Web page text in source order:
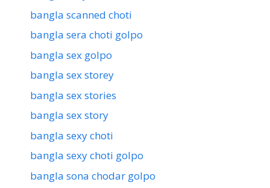
bangla scanned choti
bangla sera choti golpo
bangla sex golpo
bangla sex storey
bangla sex stories
bangla sex story
bangla sexy choti
bangla sexy choti golpo
bangla sona chodar golpo